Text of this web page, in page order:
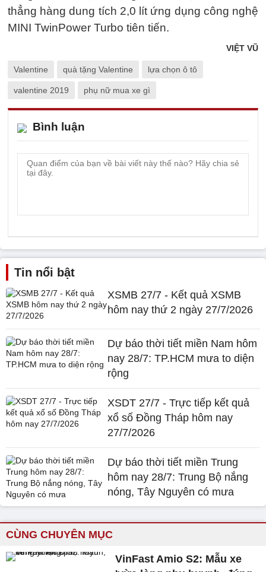
thẳng hàng dung tích 2,0 lít ứng dụng công nghệ
MINI TwinPower Turbo tiên tiến.
VIỆT VŨ
Valentine quà tặng Valentine lựa chọn ô tô
valentine 2019 phụ nữ mua xe gì
Bình luận
Tin nổi bật
XSMB 27/7 - Kết quả XSMB
hôm nay thứ 2 ngày 27/7/2026
Dự báo thời tiết miền Nam hôm
nay 28/7: TP.HCM mưa to diện
rộng
XSDT 27/7 - Trực tiếp kết quả
xổ số Đồng Tháp hôm nay
27/7/2026
Dự báo thời tiết miền Trung
hôm nay 28/7: Trung Bộ nắng
nóng, Tây Nguyên có mưa
CÙNG CHUYÊN MỤC
VinFast Amio S2: Mẫu xe